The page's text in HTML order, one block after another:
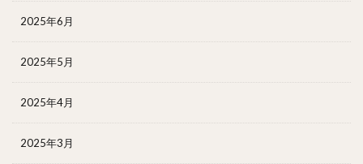
2025年6月
2025年5月
2025年4月
2025年3月